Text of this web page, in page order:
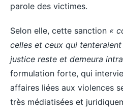
parole des victimes.
Selon elle, cette sanction «
celles et ceux qui
justice reste et demeura
formulation forte, qui
affaires liées aux violences
très médiatisées et